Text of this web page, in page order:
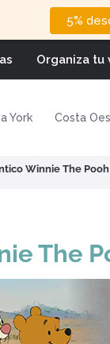
5%
Organiza tu
York Costa
Winnie The
The